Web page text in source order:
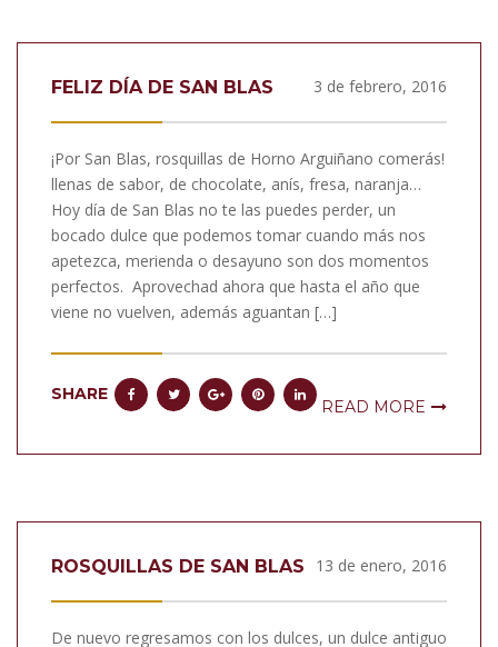
FELIZ DÍA DE SAN BLAS 3 de febrero, 2016
¡Por San Blas, rosquillas de Horno Arguiñano comerás!
llenas de sabor, de chocolate, anís, fresa, naranja…
Hoy día de San Blas no te las puedes perder, un
bocado dulce que podemos tomar cuando más nos
apetezca, merienda o desayuno son dos momentos
perfectos. Aprovechad ahora que hasta el año que
viene no vuelven, además aguantan […]
SHARE
READ MORE
ROSQUILLAS DE SAN BLAS 13 de enero, 2016
De nuevo regresamos con los dulces, un dulce antiguo